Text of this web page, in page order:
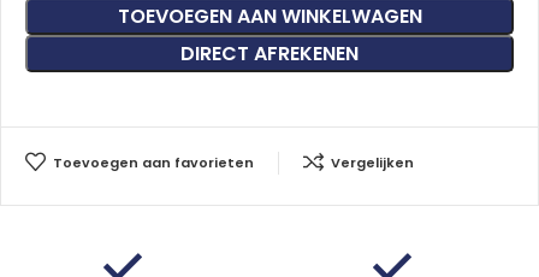
TOEVOEGEN AAN WINKELWAGEN
DIRECT AFREKENEN
Toevoegen aan favorieten Vergelijken